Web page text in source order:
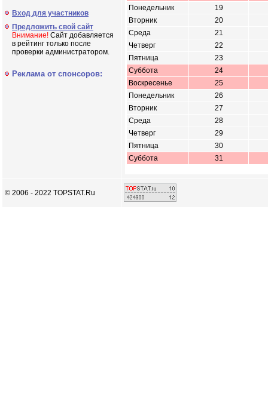
Вход для участников
Предложить свой сайт
Внимание! Сайт добавляется
в рейтинг только после
проверки администратором.
Реклама от спонсоров:
Понедельник
19
Вторник
20
Среда
21
Четверг
22
Пятница
23
Суббота
24
Воскресенье
25
Понедельник
26
Вторник
27
Среда
28
Четверг
29
Пятница
30
Суббота
31
© 2006 - 2022 TOPSTAT.Ru